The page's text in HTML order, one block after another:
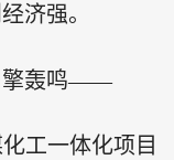
济强。
擎轰鸣——
工一体化项目